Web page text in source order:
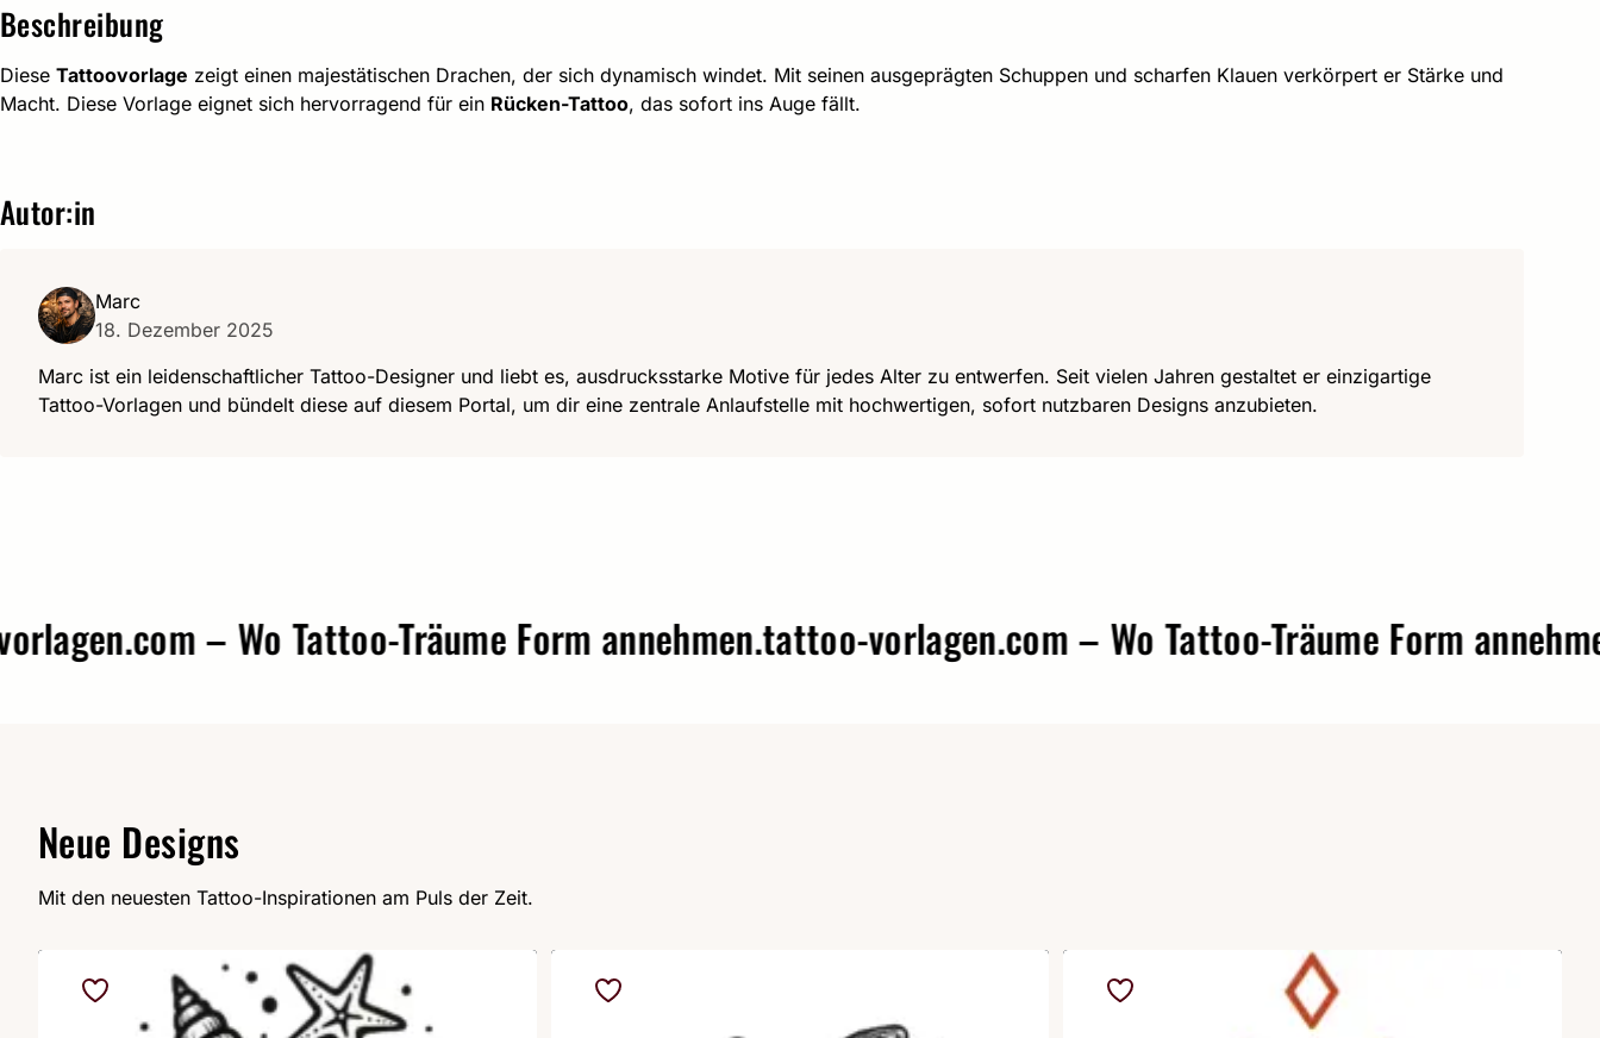
Beschreibung
Diese Tattoovorlage zeigt einen majestätischen Drachen, der sich dynamisch windet. Mit seinen ausgeprägten Schuppen und scharfen Klauen verkörpert er Stärke und
Macht. Diese Vorlage eignet sich hervorragend für ein Rücken-Tattoo, das sofort ins Auge fällt.
Autor:in
Marc
18. Dezember 2025
Marc ist ein leidenschaftlicher Tattoo-Designer und liebt es, ausdrucksstarke Motive für jedes Alter zu entwerfen. Seit vielen Jahren gestaltet er einzigartige
Tattoo-Vorlagen und bündelt diese auf diesem Portal, um dir eine zentrale Anlaufstelle mit hochwertigen, sofort nutzbaren Designs anzubieten.
– Wo Tattoo-Träume Form annehmen.tattoo-vorlagen.com – Wo Tattoo-Träume Form annehmen.
Neue Designs
Mit den neuesten Tattoo-Inspirationen am Puls der Zeit.